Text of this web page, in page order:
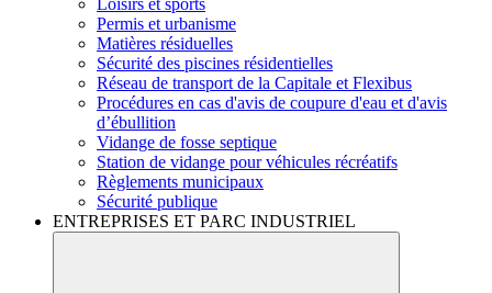
Permis et urbanisme
Matières résiduelles
Sécurité des piscines résidentielles
Réseau de transport de la Capitale et Flexibus
Procédures en cas d'avis de coupure d'eau et d'avis
d’ébullition
Vidange de fosse septique
Station de vidange pour véhicules récréatifs
Règlements municipaux
Sécurité publique
ENTREPRISES ET PARC INDUSTRIEL